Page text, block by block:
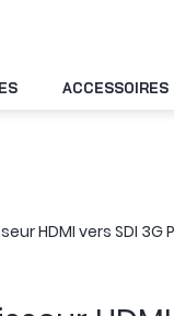
Livraison
ACCESSOIRES
HDMI vers SDI 3G